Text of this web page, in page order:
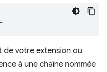
de votre extension ou
à une chaîne nommée